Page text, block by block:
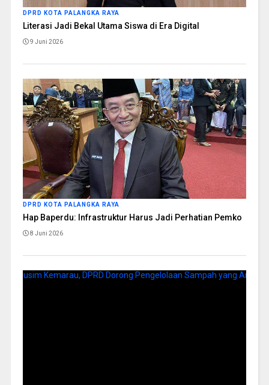
DPRD KOTA PALANGKA RAYA
Literasi Jadi Bekal Utama Siswa di Era Digital
9 Juni 2026
DPRD KOTA PALANGKA RAYA
Hap Baperdu: Infrastruktur Harus Jadi Perhatian Pemko
8 Juni 2026